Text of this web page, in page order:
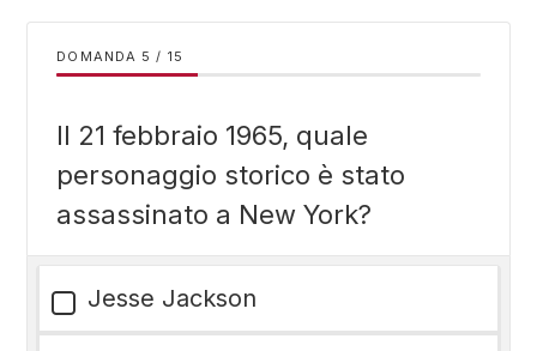
DOMANDA / 15
Il 21 febbraio 1965, quale
personaggio storico è stato
assassinato a New York?
Jesse Jackson